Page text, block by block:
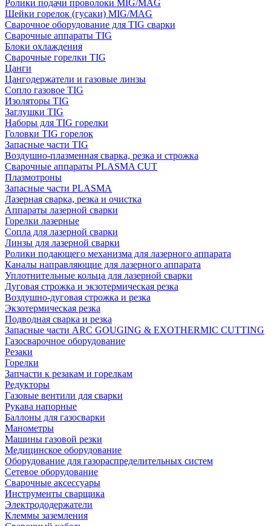
Ролики подачи проволоки MIG/MAG
Шейки горелок (гусаки) MIG/MAG
Сварочное оборудование для TIG сварки
Сварочные аппараты TIG
Блоки охлаждения
Сварочные горелки TIG
Цанги
Цангодержатели и газовые линзы
Сопло газовое TIG
Изоляторы TIG
Заглушки TIG
Наборы для TIG горелки
Головки TIG горелок
Запасные части TIG
Воздушно-плазменная сварка, резка и строжка
Сварочные аппараты PLASMA CUT
Плазмотроны
Запасные части PLASMA
Лазерная сварка, резка и очистка
Аппараты лазерной сварки
Горелки лазерные
Сопла для лазерной сварки
Линзы для лазерной сварки
Ролики подающего механизма для лазерного аппарата
Каналы направляющие для лазерного аппарата
Уплотнительные кольца для лазерной сварки
Дуговая строжка и экзотермическая резка
Воздушно-дуговая строжка и резка
Экзотермическая резка
Подводная сварка и резка
Запасные части ARC GOUGING & EXOTHERMIC CUTTING
Газосварочное оборудование
Резаки
Горелки
Запчасти к резакам и горелкам
Редукторы
Газовые вентили для сварки
Рукава напорные
Баллоны для газосварки
Манометры
Машины газовой резки
Медицинское оборудование
Оборудование для газораспределительных систем
Сетевое оборудование
Сварочные аксессуары
Инструменты сварщика
Электрододержатели
Клеммы заземления